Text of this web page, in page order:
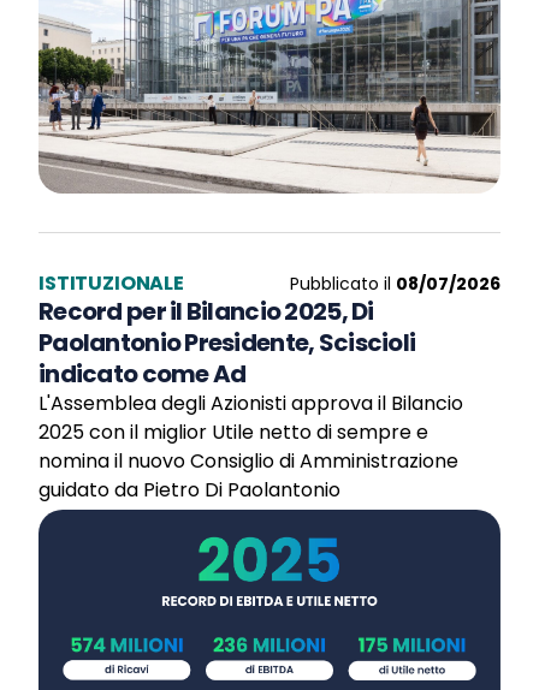
ISTITUZIONALE Pubblicato il 08/07/2026
Record per il Bilancio 2025, Di
Paolantonio Presidente, Sciscioli
indicato come Ad
L'Assemblea degli Azionisti approva il Bilancio
2025 con il miglior Utile netto di sempre e
nomina il nuovo Consiglio di Amministrazione
guidato da Pietro Di Paolantonio